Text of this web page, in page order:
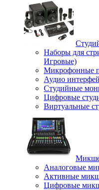
Наборы для
Игровые)
Микрофонные
Аудио
Студийные
Цифровые
Виртуальные
Аналоговые
Активные
Цифровые